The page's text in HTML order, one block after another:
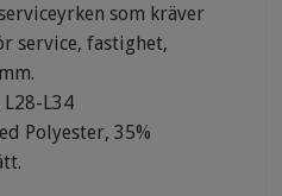
som kräver
service, fastighet,
L28-L34
Polyester, 35%